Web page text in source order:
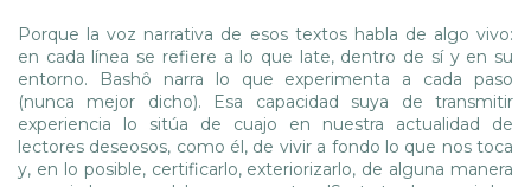
Porque la voz narrativa de esos textos habla de algo vivo:
en cada línea se refiere a lo que late, dentro de sí y en su
entorno. Bashô narra lo que experimenta a cada paso
(nunca mejor dicho). Esa capacidad suya de transmitir
experiencia lo sitúa de cuajo en nuestra actualidad de
lectores deseosos, como él, de vivir a fondo lo que nos toca
y, en lo posible, certificarlo, exteriorizarlo, de alguna manera